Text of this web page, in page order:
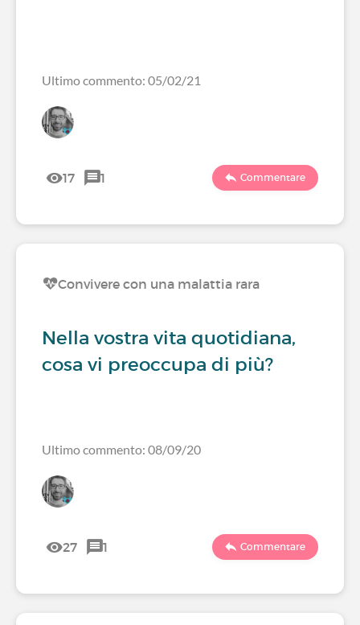
Ultimo commento: 05/02/21
17 1 Commentare
Convivere con una malattia rara
Nella vostra vita quotidiana,
cosa vi preoccupa di più?
Ultimo commento: 08/09/20
27 1 Commentare